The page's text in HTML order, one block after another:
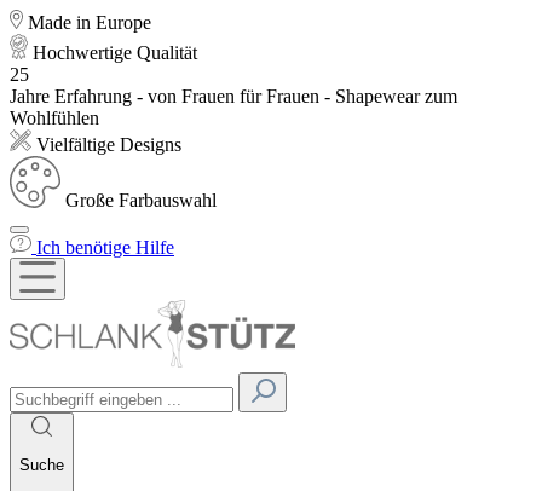
Made in Europe
Hochwertige Qualität
25
Jahre Erfahrung - von Frauen für Frauen - Shapewear zum
Wohlfühlen
Vielfältige Designs
Große Farbauswahl
Ich benötige Hilfe
Suche